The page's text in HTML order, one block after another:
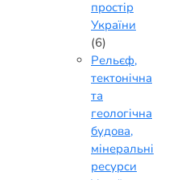
простір
України
(6)
Рельєф,
тектонічна
та
геологічна
будова,
мінеральні
ресурси